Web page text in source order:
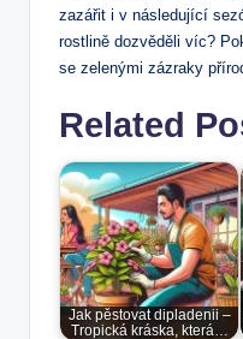
zazářit i v následující
rostlině dozvěděli víc?
se zelenými ​zázraky
Related
Jak pěstovat dipladenii –
Tropická kráska, která…